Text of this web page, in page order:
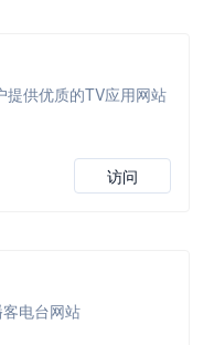
提供优质的TV应用网站
访问
电台网站